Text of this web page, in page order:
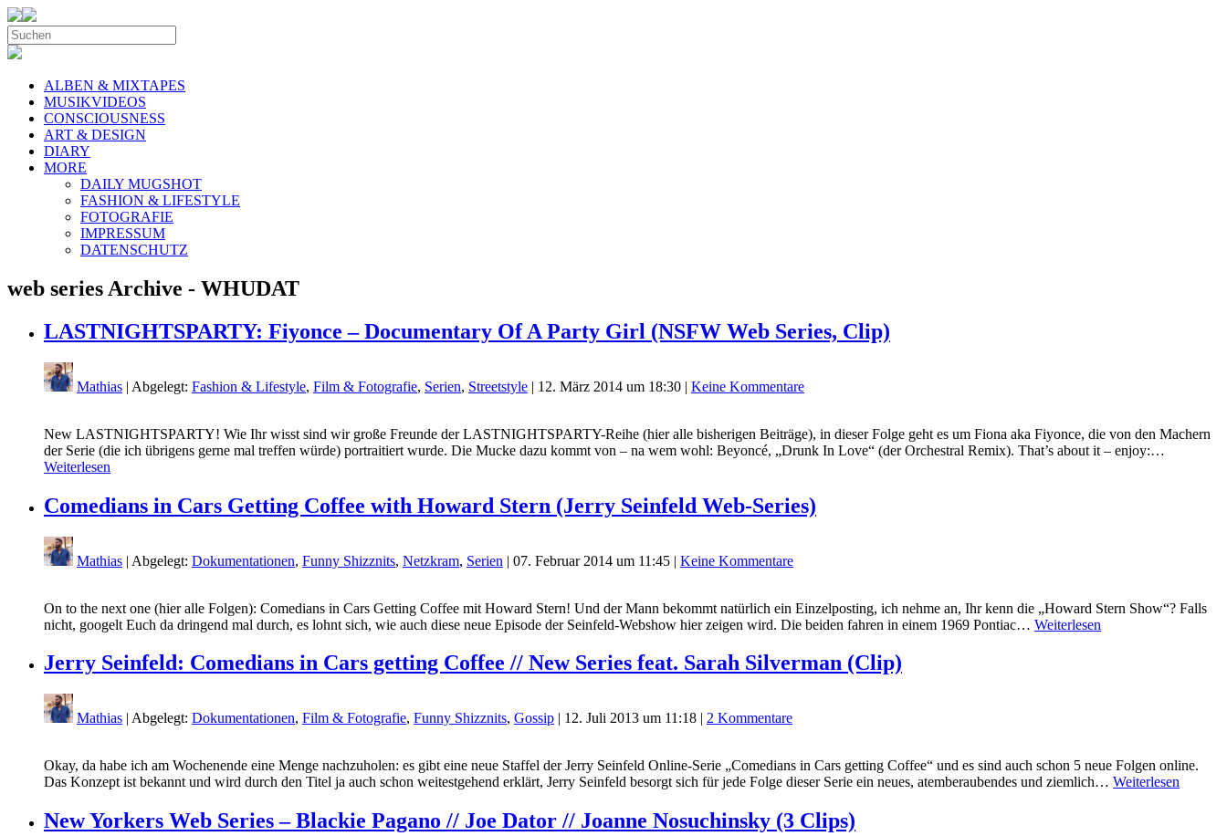
ALBEN & MIXTAPES
MUSIKVIDEOS
CONSCIOUSNESS
ART & DESIGN
DIARY
MORE
DAILY MUGSHOT
FASHION & LIFESTYLE
FOTOGRAFIE
IMPRESSUM
DATENSCHUTZ
web series Archive - WHUDAT
LASTNIGHTSPARTY: Fiyonce – Documentary Of A Party Girl (NSFW Web Series, Clip)
Mathias | Abgelegt: Fashion & Lifestyle, Film & Fotografie, Serien, Streetstyle | 12. März 2014 um 18:30 | Keine Kommentare
New LASTNIGHTSPARTY! Wie Ihr wisst sind wir große Freunde der LASTNIGHTSPARTY-Reihe (hier alle bisherigen Beiträge), in dieser Folge geht es um Fiona aka Fiyonce, die von den Machern
der Serie (die ich übrigens gerne mal treffen würde) portraitiert wurde. Die Mucke dazu kommt von – na wem wohl: Beyoncé, „Drunk In Love“ (der Orchestral Remix). That’s about it – enjoy:…
Weiterlesen
Comedians in Cars Getting Coffee with Howard Stern (Jerry Seinfeld Web-Series)
Mathias | Abgelegt: Dokumentationen, Funny Shizznits, Netzkram, Serien | 07. Februar 2014 um 11:45 | Keine Kommentare
On to the next one (hier alle Folgen): Comedians in Cars Getting Coffee mit Howard Stern! Und der Mann bekommt natürlich ein Einzelposting, ich nehme an, Ihr kenn die „Howard Stern Show“? Falls
nicht, googelt Euch da dringend mal durch, es lohnt sich, wie auch diese neue Episode der Seinfeld-Webshow hier zeigen wird. Die beiden fahren in einem 1969 Pontiac… Weiterlesen
Jerry Seinfeld: Comedians in Cars getting Coffee // New Series feat. Sarah Silverman (Clip)
Mathias | Abgelegt: Dokumentationen, Film & Fotografie, Funny Shizznits, Gossip | 12. Juli 2013 um 11:18 | 2 Kommentare
Okay, da habe ich am Wochenende eine Menge nachzuholen: es gibt eine neue Staffel der Jerry Seinfeld Online-Serie „Comedians in Cars getting Coffee“ und es sind auch schon 5 neue Folgen online.
Das Konzept ist bekannt und wird durch den Titel ja auch schon weitestgehend erklärt, Jerry Seinfeld besorgt sich für jede Folge dieser Serie ein neues, atemberaubendes und ziemlich… Weiterlesen
New Yorkers Web Series – Blackie Pagano // Joe Dator // Joanne Nosuchinsky (3 Clips)